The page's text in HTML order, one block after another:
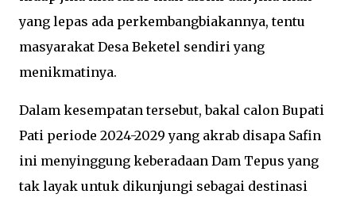
yang lepas ada perkembangbiakannya, tentu
masyarakat Desa Beketel sendiri yang
menikmatinya.
Dalam kesempatan tersebut, bakal calon Bupati
Pati periode 2024-2029 yang akrab disapa Safin
ini menyinggung keberadaan Dam Tepus yang
tak layak untuk dikunjungi sebagai destinasi